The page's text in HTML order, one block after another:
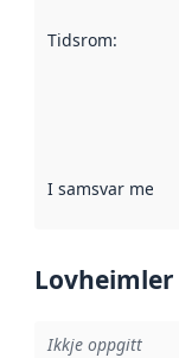
Tidsrom:
I samsvar med
Lovheimler
Ikkje oppgitt